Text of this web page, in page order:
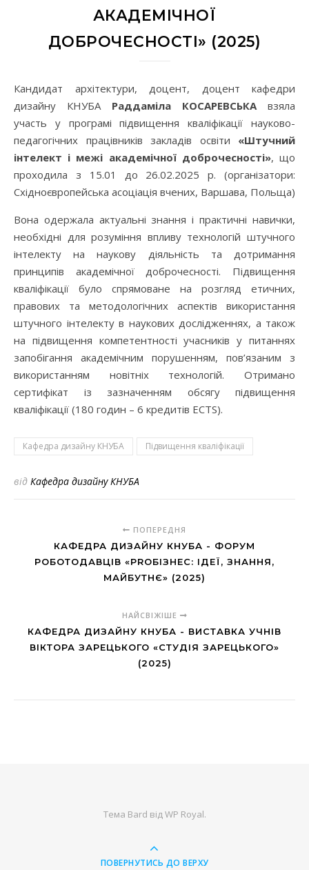
АКАДЕМІЧНОЇ
ДОБРОЧЕСНОСТІ» (2025)
Кандидат архітектури, доцент, доцент кафедри
дизайну КНУБА Раддаміла КОСАРЕВСЬКАвзяла
участь у програмі підвищення кваліфікації науково-
педагогічних працівників закладів освіти «Штучний
інтелект і межі академічної доброчесності», що
проходила з 15.01 до 26.02.2025 р. (організатори:
Східноєвропейська асоціація вчених, Варшава, Польща)
Вона одержала актуальні знання і практичні навички,
необхідні для розуміння впливу технологій штучного
інтелекту на наукову діяльність та дотримання
принципів академічної доброчесності. Підвищення
кваліфікації було спрямоване на розгляд етичних,
правових та методологічних аспектів використання
штучного інтелекту в наукових дослідженнях, а також
на підвищення компетентності учасників у питаннях
запобігання академічним порушенням, пов’язаним з
використанням новітніх технологій. Отримано
сертифікат із зазначенням обсягу підвищення
кваліфікації (180 годин – 6 кредитів ECTS).
Кафедра дизайну КНУБА Підвищення кваліфікації
від Кафедра дизайну КНУБА
ПОПЕРЕДНЯ
КАФЕДРА ДИЗАЙНУ КНУБА - ФОРУМ
РОБОТОДАВЦІВ «PROБІЗНЕС: ІДЕЇ, ЗНАННЯ,
МАЙБУТНЄ» (2025)
НАЙСВІЖІШЕ
КАФЕДРА ДИЗАЙНУ КНУБА - ВИСТАВКА УЧНІВ
ВІКТОРА ЗАРЕЦЬКОГО «СТУДІЯ ЗАРЕЦЬКОГО»
(2025)
Тема Bard відWP Royal.
ПОВЕРНУТИСЬ ДО ВЕРХУ